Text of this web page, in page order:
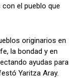
el pueblo que
originarios en
la bondad y en
ayudas para
Yaritza Aray.